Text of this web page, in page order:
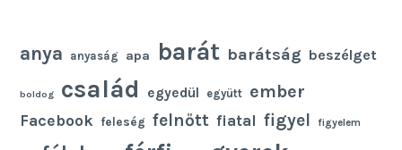
anya anyaság apa barát barátság beszélget
boldog család egyedül együtt ember
Facebook feleség felnőtt fiatal figyel figyelem